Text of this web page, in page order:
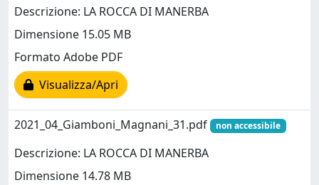
Descrizione: LA ROCCA DI MANERBA
Dimensione 15.05 MB
Formato Adobe PDF
Visualizza/Apri
2021_04_Giamboni_Magnani_31.pdf non accessibile
Descrizione: LA ROCCA DI MANERBA
Dimensione 14.78 MB